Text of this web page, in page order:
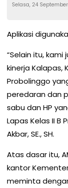
Selasa, 24
Aplikasi
“Selain itu,
kinerja Kalapas,
Probolinggo
peredaran dan
sabu dan HP
Lapas Kelas II B
Akbar, SE., SH.
Atas dasar itu,
kantor
meminta